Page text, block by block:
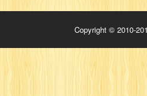
Copyright © 2010-